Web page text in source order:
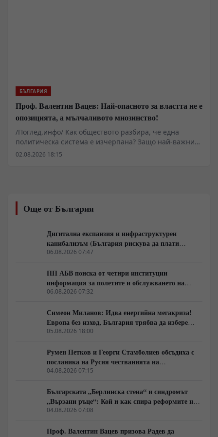
БЪЛГАРИЯ
Проф. Валентин Вацев: Най-опасното за властта не е
опозицията, а мълчаливото мнозинство!
/Поглед.инфо/ Как обществото разбира, че една
политическа система е изчерпана? Защо най-важните
промени започват много преди изборите и защо
обществото“ – фазата, в която доверието към стария
модел вече е разрушено, но новият все още не се е
кризата на либералния модел, смяната на елитите,
историческите паралели с България, Франция, Русия
и Германия, както и за причините обществата
за поредните партийни битки, а за процесите, които
подготвят следващия политически цикъл.
02.08.2026 18:15
Още от България
Дигитална експанзия и инфраструктурен
канибализъм (България рискува да плати
дигиталната трансформация на Европа с
06.08.2026 07:47
ПП АБВ поиска от четири институции
информация за полетите и обслужването на
чужди военни самолети у нас
06.08.2026 07:32
Симеон Миланов: Идва енергийна мегакриза!
Европа без изход, България трябва да избере
сама пътя си
05.08.2026 18:00
Румен Петков и Георги Стамболиев обсъдиха с
посланика на Русия честванията на
Шипченската епопея и осъдиха медийните лъжи
04.08.2026 07:15
Българската „Берлинска стена“ и синдромът
„Вързани ръце“: Кой и как спира реформите на
генерал Румен Радев?
04.08.2026 07:08
Проф. Валентин Вацев призова Радев да